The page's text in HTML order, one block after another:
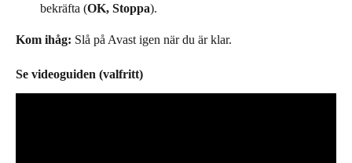
bekräfta (OK, Stoppa).
Kom ihåg: Slå på Avast igen när du är klar.
Se videoguiden (valfritt)